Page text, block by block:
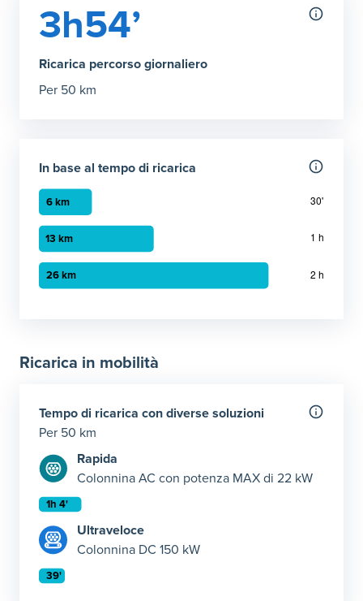
3h54’
Ricarica percorso giornaliero
Per 50 km
In base al tempo di ricarica
2 ora:26 km
Ricarica in mobilità
Tempo di ricarica con diverse soluzioni
Per 50 km
Rapida
Colonnina AC con potenza MAX di 22 kW
Tempo di ricarica con 22 kW
Rapida: tempo necessario per ricaricare 50 km
Elemento 1
Ultraveloce
Colonnina DC 150 kW